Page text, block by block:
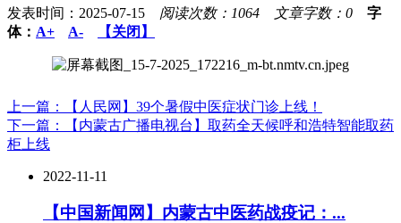
发表时间：2025-07-15 阅读次数：1064 文章字数：0 字
体： A+ A- 【关闭】
上一篇：【人民网】39个暑假中医症状门诊上线！
下一篇：【内蒙古广播电视台】取药全天候呼和浩特智能取药
柜上线
2022-11-11
【中国新闻网】内蒙古中医药战疫记：...